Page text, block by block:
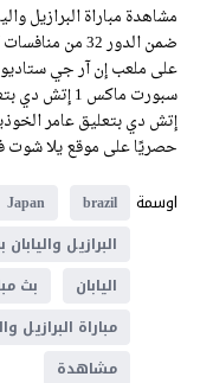
على ملعب إن آر جي
حصريًا على موقع يلا شوت
اوسمة
brazil
Japan
البرازيل
اليابان
بث
مباراة البرازيل
مشاهدة